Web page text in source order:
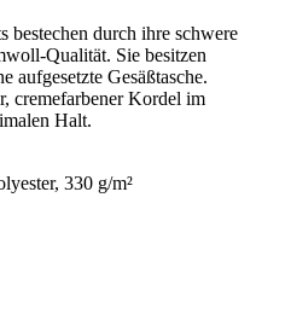
bestechen durch ihre schwere
Qualität. Sie besitzen
aufgesetzte Gesäßtasche.
cremefarbener Kordel im
Halt.
330 g/m²